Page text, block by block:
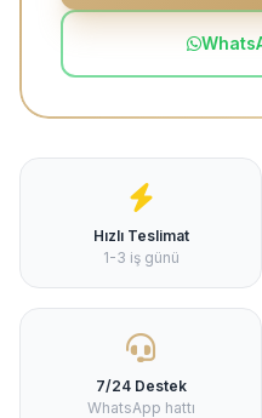
Hızlı Teslimat
1-3 iş günü
7/24 Destek
WhatsApp hattı